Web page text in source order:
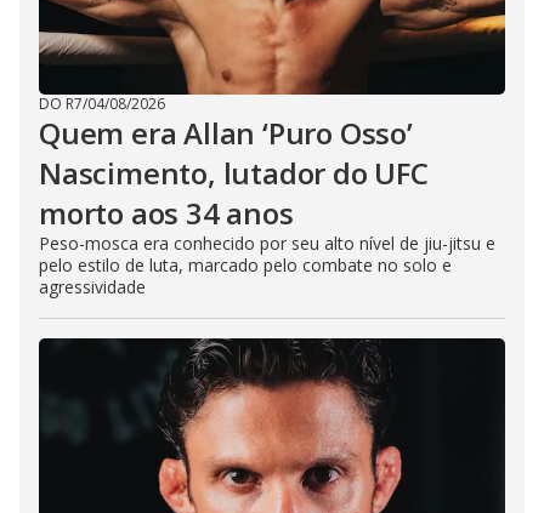
DO R7/04/08/2026
Quem era Allan ‘Puro Osso’
Nascimento, lutador do UFC
morto aos 34 anos
Peso-mosca era conhecido por seu alto nível de jiu-jitsu e
pelo estilo de luta, marcado pelo combate no solo e
agressividade